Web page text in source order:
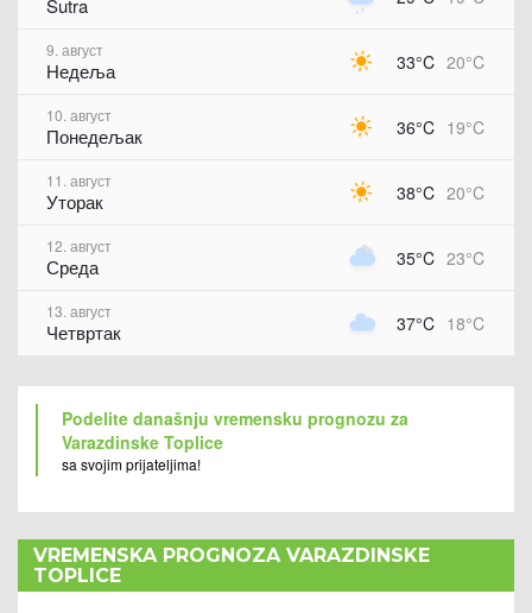
Sutra
9. август
Недеља 33°C 20°C
10. август
Понедељак 36°C 19°C
11. август
Уторак 38°C 20°C
12. август
Среда 35°C 23°C
13. август
Четвртак 37°C 18°C
Podelite današnju vremensku prognozu za
Varazdinske Toplice
sa svojim prijateljima!
VREMENSKA PROGNOZA VARAZDINSKE
TOPLICE